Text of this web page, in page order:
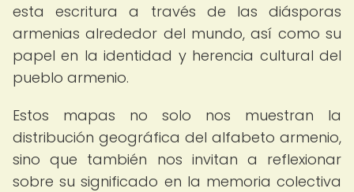
esta escritura a través de las diásporas
armenias alrededor del mundo, así como su
papel en la identidad y herencia cultural del
pueblo armenio.
Estos mapas no solo nos muestran la
distribución geográfica del alfabeto armenio,
sino que también nos invitan a reflexionar
sobre su significado en la memoria colectiva